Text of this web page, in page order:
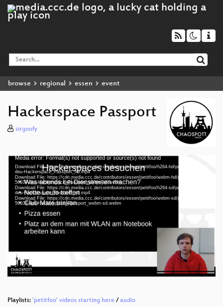
browse regional essen event
Hackerspace Passport
sirgoofy
Video
Player
Media error: Format(s) not supported or source(s) not found
Download File: https://cdn.media.ccc.de/contributors/essen/petitfoo/h264-hd/petitfoo-56109-
deu-Hackerspace_Passport_hd.mp4
Download File: https://cdn.media.ccc.de/contributors/essen/petitfoo/webm-hd/petitfoo-
56109-deu-Hackerspace_Passport_webm-hd.webm
Download File: https://cdn.media.ccc.de/contributors/essen/petitfoo/h264-sd/petitfoo-56109-
deu-Hackerspace_Passport_sd.mp4
Download File: https://cdn.media.ccc.de/contributors/essen/petitfoo/webm-sd/petitfoo-
56109-deu-Hackerspace_Passport_webm-sd.webm
deu 576p (mp4)
deu 576p (webm)
Playlists: 'petitfoo' videos starting here / audio